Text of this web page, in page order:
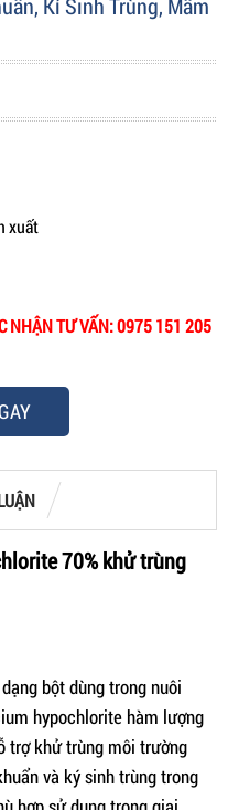
xuất
NHẬN TƯ VẤN: 0975 151 205
70% khử trùng
bột dùng trong nuôi
hypochlorite hàm lượng
trợ khử trùng môi trường
và ký sinh trùng trong